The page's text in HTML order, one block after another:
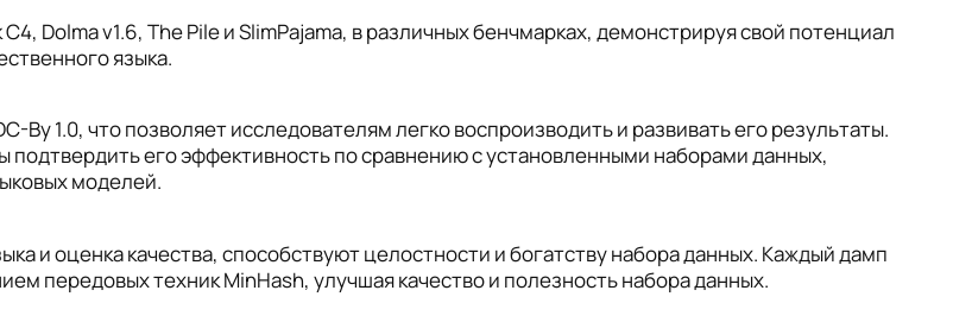
Dolma v1.6, The Pile и SlimPajama, в различных бенчмарках, демонстрируя свой потенциал
языка.
1.0, что позволяет исследователям легко воспроизводить и развивать его результаты.
его эффективность по сравнению с установленными наборами данных,
моделей.
и оценка качества, способствуют целостности и богатству набора данных. Каждый дамп
передовых техник MinHash, улучшая качество и полезность набора данных.